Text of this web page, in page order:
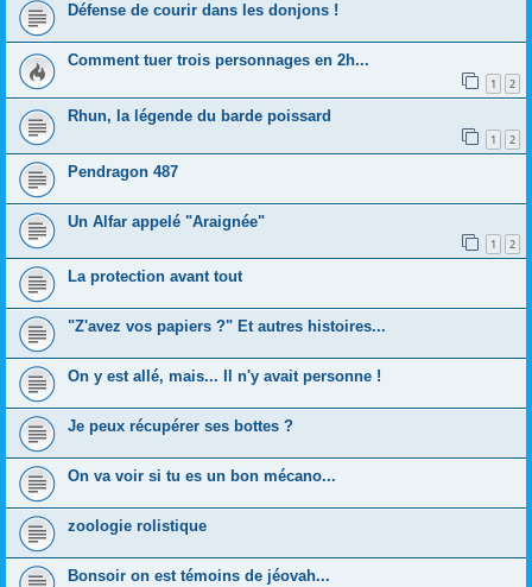
Défense de courir dans les donjons !
Comment tuer trois personnages en 2h...
1 2
Rhun, la légende du barde poissard
1 2
Pendragon 487
Un Alfar appelé "Araignée"
1 2
La protection avant tout
"Z'avez vos papiers ?" Et autres histoires...
On y est allé, mais... Il n'y avait personne !
Je peux récupérer ses bottes ?
On va voir si tu es un bon mécano...
zoologie rolistique
Bonsoir on est témoins de jéovah...